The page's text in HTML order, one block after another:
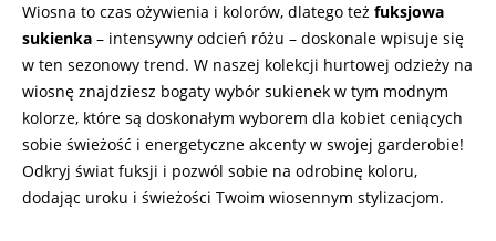
Wiosna to czas ożywienia i kolorów, dlatego też fuksjowa
sukienka – intensywny odcień różu – doskonale wpisuje się
w ten sezonowy trend. W naszej kolekcji hurtowej odzieży na
wiosnę znajdziesz bogaty wybór sukienek w tym modnym
kolorze, które są doskonałym wyborem dla kobiet ceniących
sobie świeżość i energetyczne akcenty w swojej garderobie!
Odkryj świat fuksji i pozwól sobie na odrobinę koloru,
dodając uroku i świeżości Twoim wiosennym stylizacjom.